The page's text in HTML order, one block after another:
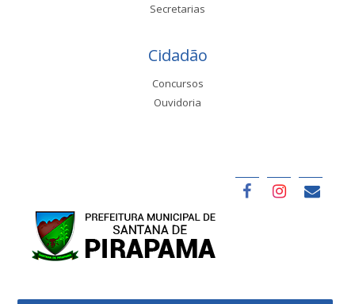
Secretarias
Cidadão
Concursos
Ouvidoria